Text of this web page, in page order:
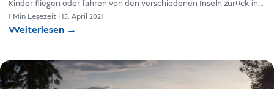
Kinder fliegen oder fahren von den verschiedenen Inseln zurück in…
1 Min Lesezeit ·15. April 2021
Weiterlesen →